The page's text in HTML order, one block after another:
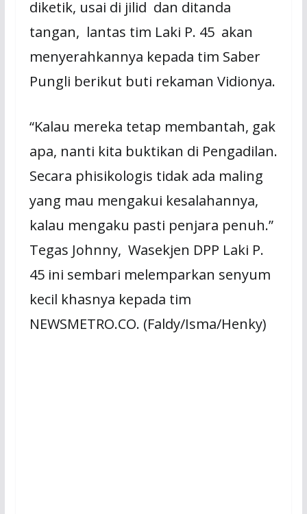
diketik, usai di jilid dan ditanda
tangan, lantas tim Laki P. 45 akan
menyerahkannya kepada tim Saber
Pungli berikut buti rekaman Vidionya.
“Kalau mereka tetap membantah, gak
apa, nanti kita buktikan di Pengadilan.
Secara phisikologis tidak ada maling
yang mau mengakui kesalahannya,
kalau mengaku pasti penjara penuh.”
Tegas Johnny, Wasekjen DPP Laki P.
45 ini sembari melemparkan senyum
kecil khasnya kepada tim
NEWSMETRO.CO. (Faldy/Isma/Henky)